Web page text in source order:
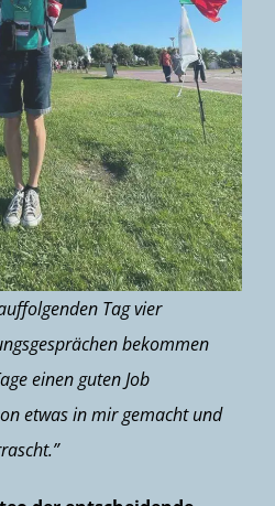
Tag vier
bekommen
einen guten Job
etwas in mir gemacht und